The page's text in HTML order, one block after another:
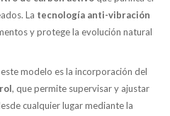
La tecnología anti-vibración
y protege la evolución natural
modelo es la incorporación del
, que permite supervisar y ajustar
cualquier lugar mediante la